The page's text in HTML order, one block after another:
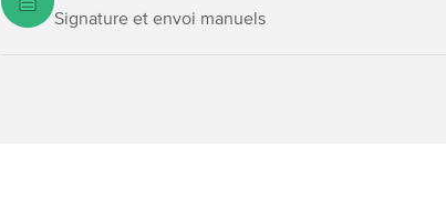
Signature et envoi manuels